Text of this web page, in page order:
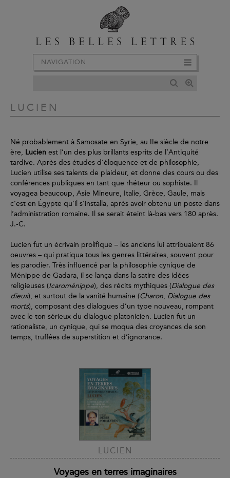
NAVIGATION
LUCIEN
Né probablement à Samosate en Syrie, au IIe siècle de notre
ère, Lucien est l’un des plus brillants esprits de l’Antiquité
tardive. Après des études d’éloquence et de philosophie,
Lucien utilise ses talents de plaideur, et donne des cours ou des
conférences publiques en tant que rhéteur ou sophiste. Il
voyagea beaucoup, Asie Mineure, Italie, Grèce, Gaule, mais
c’est en Égypte qu’il s’installa, après avoir obtenu un poste dans
l’administration romaine. Il se serait éteint là-bas vers 180 après.
J.-C.
Lucien fut un écrivain prolifique – les anciens lui attribuaient 86
oeuvres – qui pratiqua tous les genres littéraires, souvent pour
les parodier. Très influencé par la philosophie cynique de
Ménippe de Gadara, il se lança dans la satire des idées
religieuses (Icaroménippe), des récits mythiques (Dialogue des
dieux), et surtout de la vanité humaine (Charon, Dialogue des
morts), composant des dialogues d’un type nouveau, rompant
avec le ton sérieux du dialogue platonicien. Lucien fut un
rationaliste, un cynique, qui se moqua des croyances de son
temps, truffées de superstition et d’ignorance.
LUCIEN
Voyages en terres imaginaires